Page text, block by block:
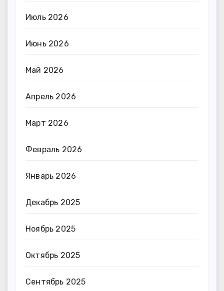
Июль 2026
Июнь 2026
Май 2026
Апрель 2026
Март 2026
Февраль 2026
Январь 2026
Декабрь 2025
Ноябрь 2025
Октябрь 2025
Сентябрь 2025